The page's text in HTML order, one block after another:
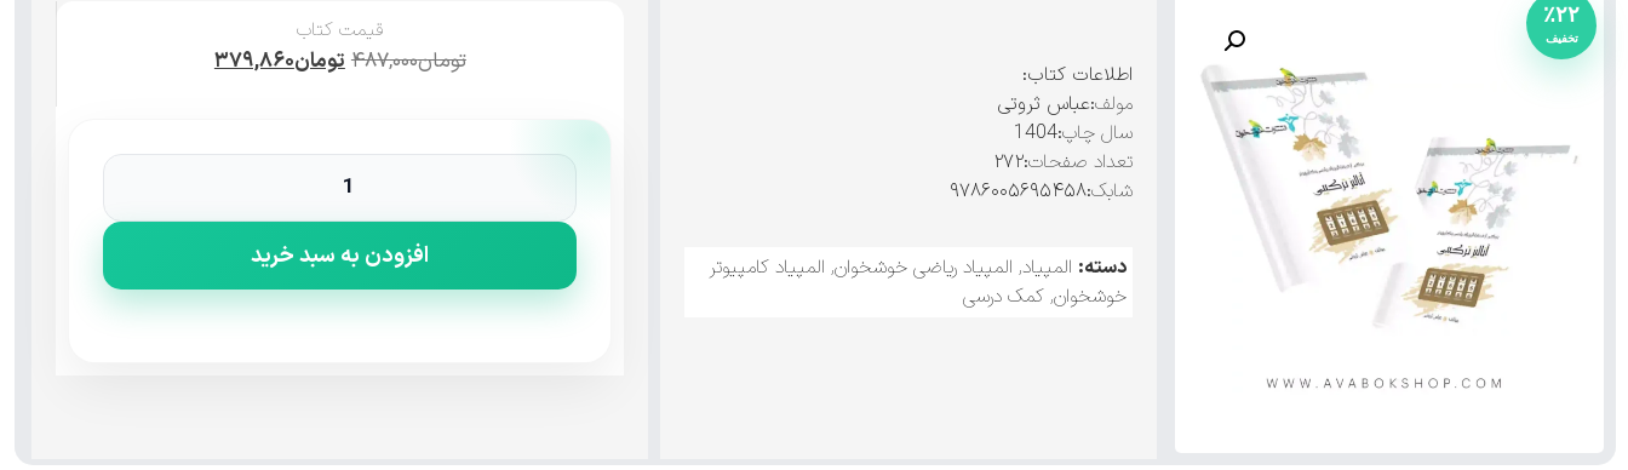
٪۲۲
اطلاعات کتاب:
مولف:عباس ثروتی
سال چاپ:1404
تعداد صفحات:۲۷۲
شابک:۹۷۸۶۰۰۵۶۹۵۴۵۸
دسته: المپیاد, المپیاد ریاضی خوشخوان, المپیاد کامپیوتر
خوشخوان, کمک درسی
قیمت کتاب
تومان۴۸۷,۰۰۰تومان۳۷۹,۸۶۰
افزودن به سبد خرید